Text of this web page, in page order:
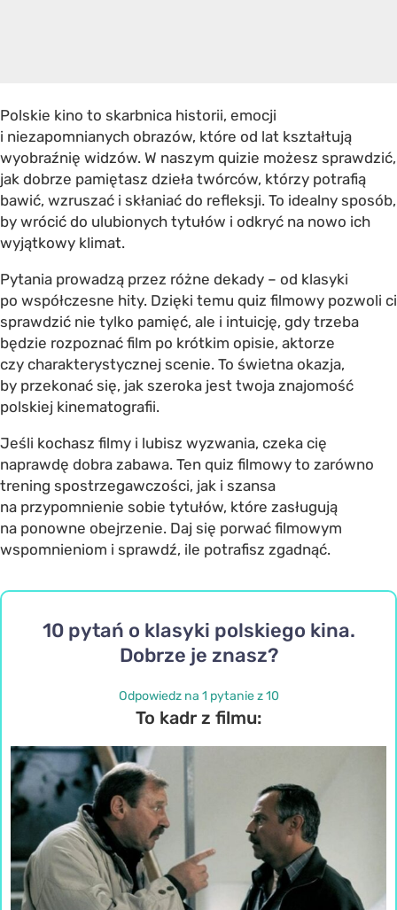
Polskie kino to skarbnica historii, emocji
i niezapomnianych obrazów, które od lat kształtują
wyobraźnię widzów. W naszym quizie możesz sprawdzić,
jak dobrze pamiętasz dzieła twórców, którzy potrafią
bawić, wzruszać i skłaniać do refleksji. To idealny sposób,
by wrócić do ulubionych tytułów i odkryć na nowo ich
wyjątkowy klimat.
Pytania prowadzą przez różne dekady – od klasyki
po współczesne hity. Dzięki temu quiz filmowy pozwoli ci
sprawdzić nie tylko pamięć, ale i intuicję, gdy trzeba
będzie rozpoznać film po krótkim opisie, aktorze
czy charakterystycznej scenie. To świetna okazja,
by przekonać się, jak szeroka jest twoja znajomość
polskiej kinematografii.
Jeśli kochasz filmy i lubisz wyzwania, czeka cię
naprawdę dobra zabawa. Ten quiz filmowy to zarówno
trening spostrzegawczości, jak i szansa
na przypomnienie sobie tytułów, które zasługują
na ponowne obejrzenie. Daj się porwać filmowym
wspomnieniom i sprawdź, ile potrafisz zgadnąć.
10 pytań o klasyki polskiego kina.
Dobrze je znasz?
Odpowiedz na 1 pytanie z 10
To kadr z filmu: